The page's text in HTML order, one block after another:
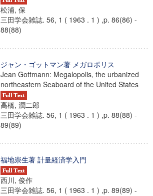
松浦, 保
三田学会雑誌. 56, 1 ( 1963 . 1 ) ,p. 86(86) -
88(88)
ジャン・ゴットマン著 メガロポリス
Jean Gottmann: Megalopolis, the urbanized
northeastern Seaboard of the United States
高橋, 潤二郎
三田学会雑誌. 56, 1 ( 1963 . 1 ) ,p. 88(88) -
89(89)
福地崇生著 計量経済学入門
西川, 俊作
三田学会雑誌. 56, 1 ( 1963 . 1 ) ,p. 89(89) -